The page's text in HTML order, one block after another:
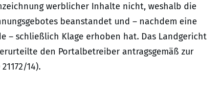
werblicher Inhalte nicht, weshalb die
beanstandet und – nachdem eine
– schließlich Klage erhoben hat. Das Landgericht
den Portalbetreiber antragsgemäß zur
14).